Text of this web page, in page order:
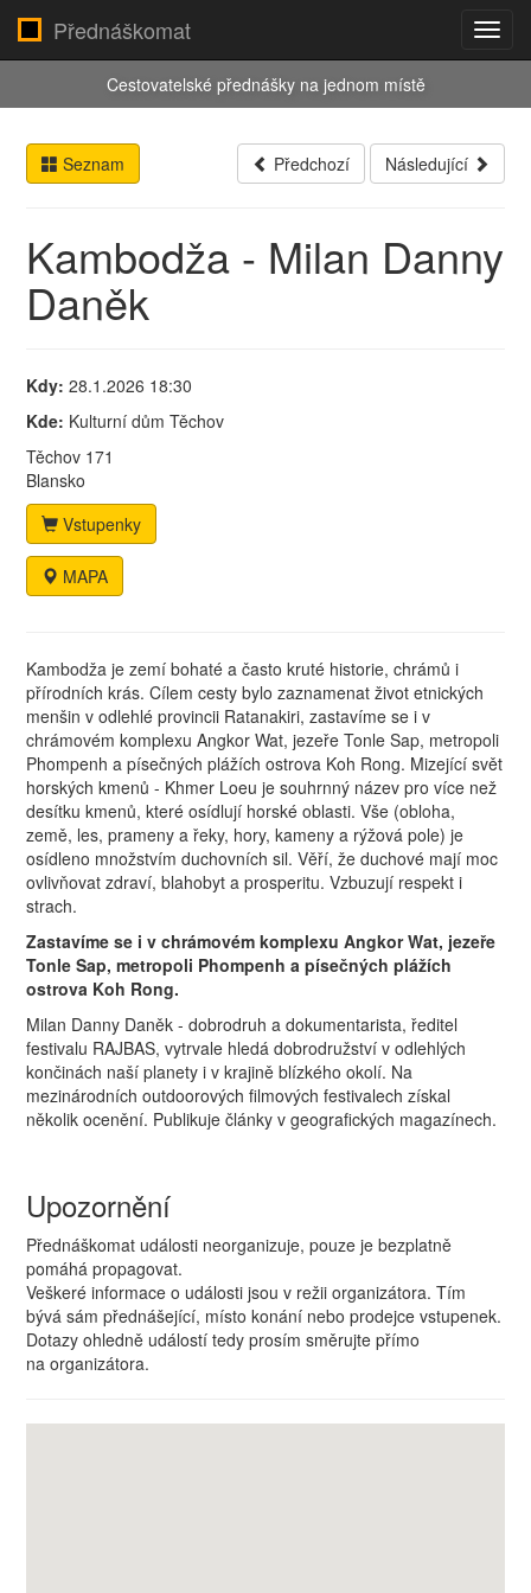
Přednáškomat
Cestovatelské přednášky na jednom místě
Předchozí Následující
Seznam
Kambodža - Milan Danny
Daněk
Kdy: 28.1.2026 18:30
Kde: Kulturní dům Těchov
Těchov 171
Blansko
Vstupenky
MAPA
Kambodža je zemí bohaté a často kruté historie, chrámů i
přírodních krás. Cílem cesty bylo zaznamenat život etnických
menšin v odlehlé provincii Ratanakiri, zastavíme se i v
chrámovém komplexu Angkor Wat, jezeře Tonle Sap, metropoli
Phompenh a písečných plážích ostrova Koh Rong. Mizející svět
horských kmenů - Khmer Loeu je souhrnný název pro více než
desítku kmenů, které osídlují horské oblasti. Vše (obloha,
země, les, prameny a řeky, hory, kameny a rýžová pole) je
osídleno množstvím duchovních sil. Věří, že duchové mají moc
ovlivňovat zdraví, blahobyt a prosperitu. Vzbuzují respekt i
strach.
Zastavíme se i v chrámovém komplexu Angkor Wat, jezeře
Tonle Sap, metropoli Phompenh a písečných plážích
ostrova Koh Rong.
Milan Danny Daněk - dobrodruh a dokumentarista, ředitel
festivalu RAJBAS, vytrvale hledá dobrodružství v odlehlých
končinách naší planety i v krajině blízkého okolí. Na
mezinárodních outdoorových filmových festivalech získal
několik ocenění. Publikuje články v geografických magazínech.
Upozornění
Přednáškomat události neorganizuje, pouze je bezplatně
pomáhá propagovat.
Veškeré informace o události jsou v režii organizátora. Tím
bývá sám přednášející, místo konání nebo prodejce vstupenek.
Dotazy ohledně událostí tedy prosím směrujte přímo
na organizátora.